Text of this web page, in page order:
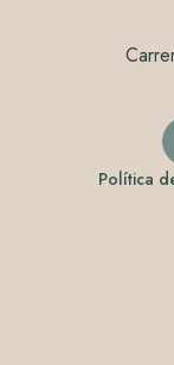
Política